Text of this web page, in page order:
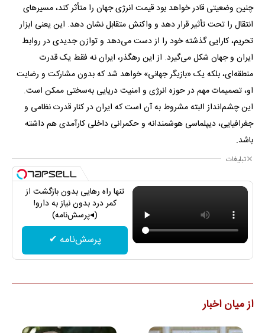
چنین وضعیتی قادر خواهد بود قیمت انرژی جهان را متأثر کند، مسیرهای
انتقال را تحت تأثیر قرار دهد و واکنش متقابل نشان دهد. این یعنی ابزار
تحریم، کارایی گذشته خود را از دست می‌دهد و توازن جدیدی در روابط
ایران و جهان شکل می‌گیرد. از این رهگذر، ایران نه فقط یک قدرت
منطقه‌ای، بلکه یک «بازیگر جهانی» خواهد شد که بدون مشارکت و رضایت
او، تصمیمات مهم در حوزه انرژی و امنیت دریایی به‌سختی ممکن است.
این چشم‌انداز البته مشروط به آن است که ایران در کنار قدرت نظامی و
جغرافیایی، دیپلماسی هوشمندانه و حکمرانی داخلی کارآمدی هم داشته
باشد.
تبلیغات
تنها راه رهایی بدون بازگشت از
کمر درد بدون نیاز به دارو!
(◂پرسش‌نامه)
پرسش‌نامه ✔
از میان اخبار